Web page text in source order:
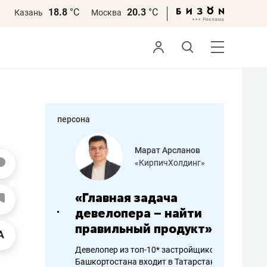
Казань 18.8 °С Москва 20.3 °С
персона
Марат Арсланов
«КирпичХолдинг»
«Главная задача
девелопера – найти
правильный продукт»
Девелопер из топ-10* застройщиков
Башкортостана входит в Татарстан